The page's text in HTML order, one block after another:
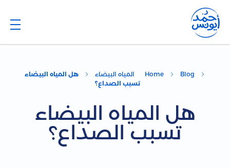
Dr. Ahmed Younis
Blog
Home Blog المياه البيضاء
هل المياه البيضاء
تسبب الصداع؟
هل المياه البيضاء
تسبب الصداع؟